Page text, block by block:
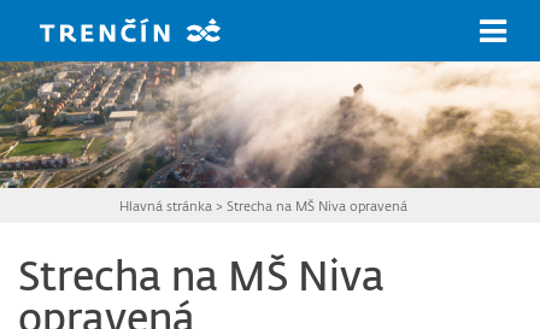
Hlavná stránka > Strecha na MŠ Niva opravená
Strecha na MŠ Niva
opravená